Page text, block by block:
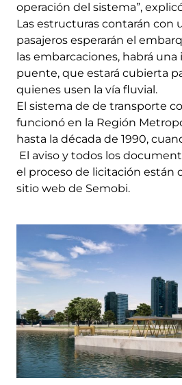
operación del sistema”,
Las estructuras contarán con
pasajeros esperarán el
las embarcaciones, habrá
puente, que estará cubierta
quienes usen la vía fluvial.
El sistema de de transporte
funcionó en la Región
hasta la década de 1990,
El aviso y todos los
el proceso de licitación están
sitio web de Semobi.